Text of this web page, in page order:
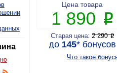
Цена товара
1 890 P
Старая цена: 2 290P
до 145*бонусов
Что такое